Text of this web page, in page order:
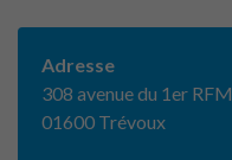
Adresse
308 avenue du 1er RFM
01600 Trévoux